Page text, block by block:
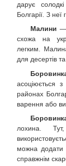
дарує
Болгарії. З
Малини —
схожа на
легким.
для десертів
асоціюється
районах
варення або
лохина.
можна додати
справжнім